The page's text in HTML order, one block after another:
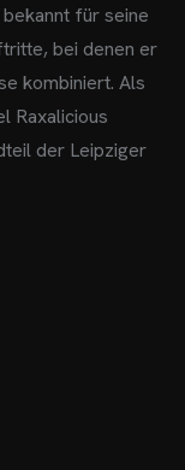
für seine
bei denen er
kombiniert. Als
Raxalicious
der Leipziger